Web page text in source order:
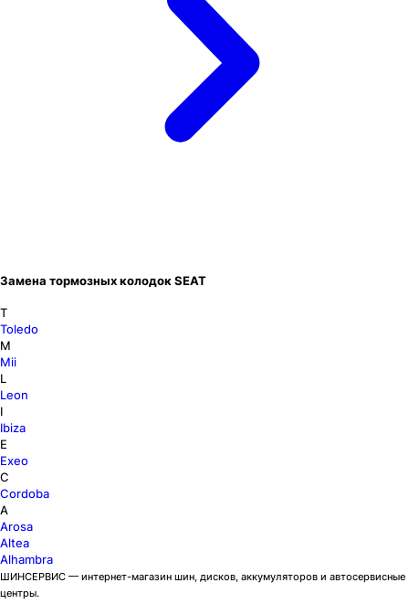
Замена тормозных колодок SEAT
T
Toledo
M
Mii
L
Leon
I
Ibiza
E
Exeo
C
Cordoba
A
Arosa
Altea
Alhambra
ШИНСЕРВИС — интернет-магазин шин, дисков, аккумуляторов и автосервисные
центры.